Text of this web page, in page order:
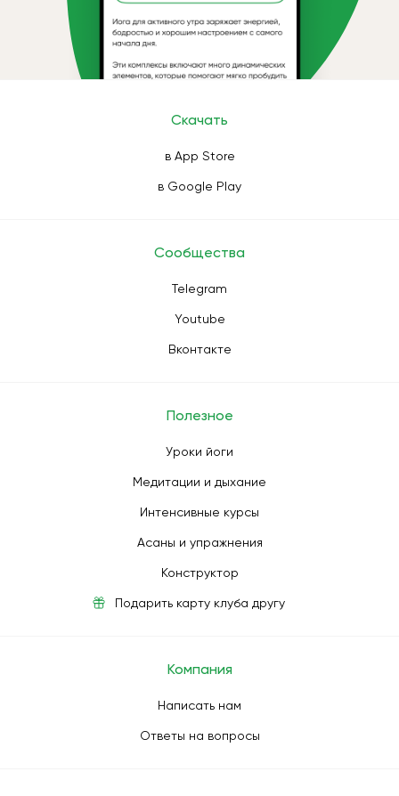
Скачать
в App Store
в Google Play
Сообщества
Telegram
Youtube
Вконтакте
Полезное
Уроки йоги
Медитации и дыхание
Интенсивные курсы
Асаны и упражнения
Конструктор
Подарить карту клуба другу
Компания
Написать нам
Ответы на вопросы